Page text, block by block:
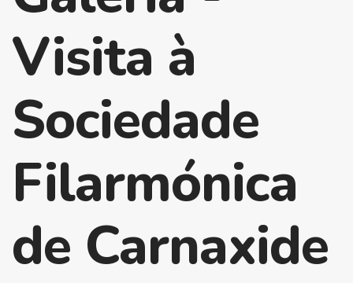
Visita à
Sociedade
Filarmónica
de Carnaxide